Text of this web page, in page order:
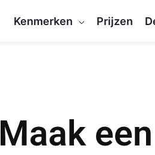
Kenmerken Prijzen
Maak